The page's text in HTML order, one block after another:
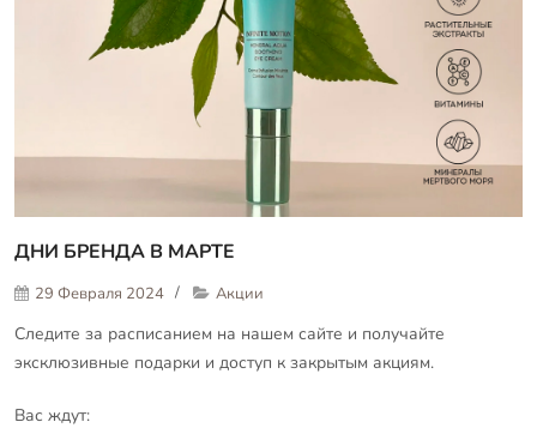
ДНИ БРЕНДА В МАРТЕ
29 Февраля 2024 Акции
Следите за расписанием на нашем сайте и получайте
эксклюзивные подарки и доступ к закрытым акциям.
Вас ждут: